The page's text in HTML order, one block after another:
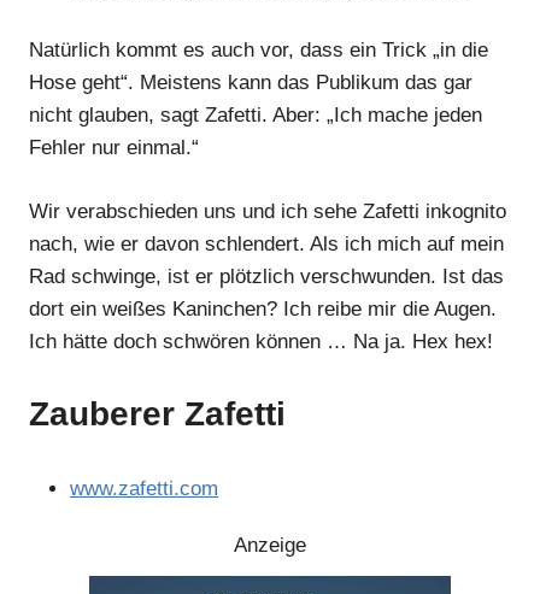
Anzeige
Anzeige
Natürlich kommt es auch vor, dass ein Trick „in die
Hose geht“. Meistens kann das Publikum das gar
nicht glauben, sagt Zafetti. Aber: „Ich mache jeden
Fehler nur einmal.“
Wir verabschieden uns und ich sehe Zafetti inkognito
nach, wie er davon schlendert. Als ich mich auf mein
Rad schwinge, ist er plötzlich verschwunden. Ist das
dort ein weißes Kaninchen? Ich reibe mir die Augen.
Ich hätte doch schwören können … Na ja. Hex hex!
Zauberer Zafetti
www.zafetti.com
Anzeige